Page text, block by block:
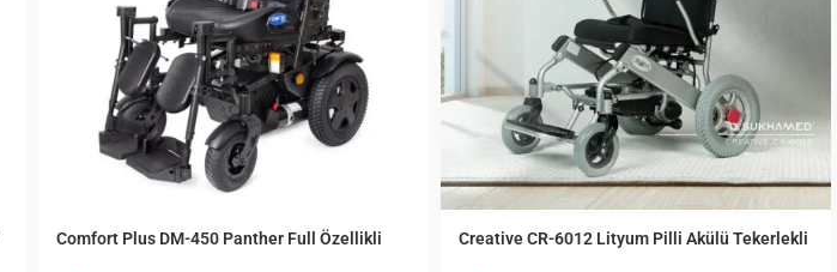
Comfort Plus DM-450 Panther Full Özellikli
Creative CR-6012 Lityum Pilli Akülü Tekerlekli